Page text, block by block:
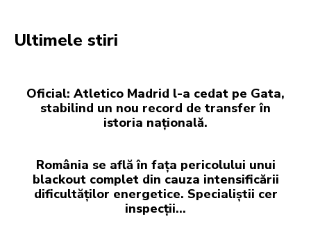
Ultimele stiri
Oficial: Atletico Madrid l-a cedat pe Gata,
stabilind un nou record de transfer în
istoria națională.
România se află în fața pericolului unui
blackout complet din cauza intensificării
dificultăților energetice. Specialiștii cer
inspecții…